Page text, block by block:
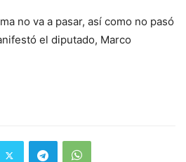
no va a pasar, así como no pasó
el diputado, Marco